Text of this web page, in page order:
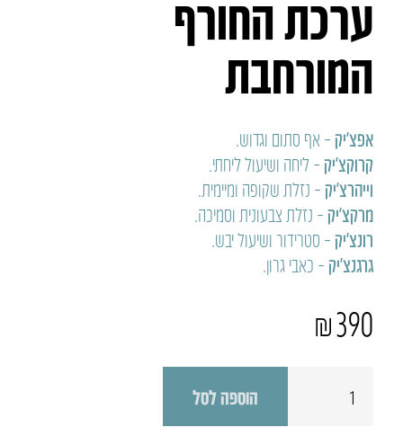
ערכת החורף
המורחבת
אפצ’יק– אף סתום וגדוש.
קרוקצ’יק– ליחה ושיעול ליחתי.
וייהרצ’יק– נזלת שקופה ומיימית.
מרקצ’יק– נזלת צבעונית וסמיכה.
רונצ’יק– סטרידור ושיעול יבש.
גרגנצ’יק– כאבי גרון.
₪390
הוספה לסל